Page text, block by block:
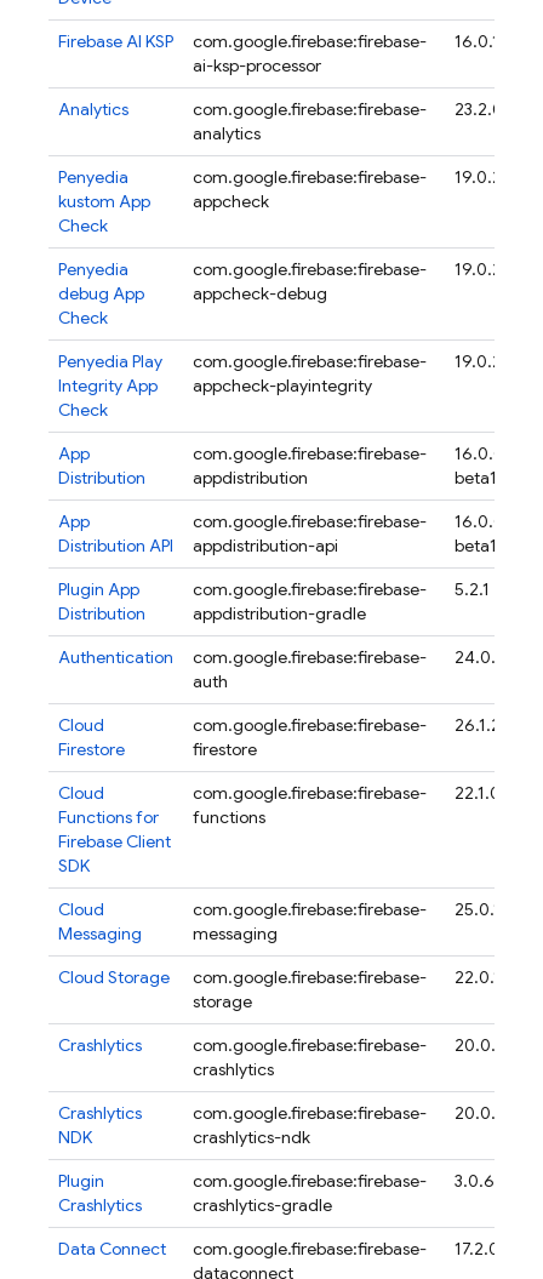
Firebase AI KSP
com.google.firebase:firebase-
ai-ksp-processor
16.0.1
Analytics
com.google.firebase:firebase-
analytics
23.2.0
Penyedia
kustom App
Check
com.google.firebase:firebase-
appcheck
19.0.2
Penyedia
debug App
Check
com.google.firebase:firebase-
appcheck-debug
19.0.2
Penyedia Play
IntegrityApp
Check
com.google.firebase:firebase-
appcheck-playintegrity
19.0.2
App
Distribution
com.google.firebase:firebase-
appdistribution
16.0.0-
beta17
App
Distribution API
com.google.firebase:firebase-
appdistribution-api
16.0.0-
beta17
Plugin App
Distribution
com.google.firebase:firebase-
appdistribution-gradle
5.2.1
Authentication
com.google.firebase:firebase-
auth
24.0.1
Cloud
Firestore
com.google.firebase:firebase-
firestore
26.1.2
Cloud
Functions for
FirebaseClient
SDK
com.google.firebase:firebase-
functions
22.1.0
Cloud
Messaging
com.google.firebase:firebase-
messaging
25.0.1
Cloud Storage
com.google.firebase:firebase-
storage
22.0.1
Crashlytics
com.google.firebase:firebase-
crashlytics
20.0.4
Crashlytics
NDK
com.google.firebase:firebase-
crashlytics-ndk
20.0.4
Plugin
Crashlytics
com.google.firebase:firebase-
crashlytics-gradle
3.0.6
Data Connect
com.google.firebase:firebase-
dataconnect
17.2.0